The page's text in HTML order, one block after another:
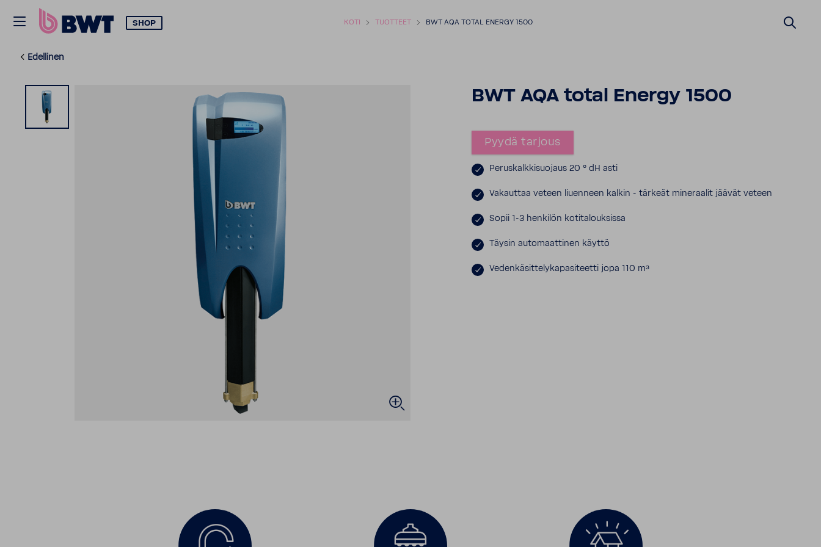
KOTI TUOTTEET BWT AQA TOTAL ENERGY 1500
SHOP
Edellinen
BWT AQA total Energy 1500
Pyydä tarjous
Peruskalkkisuojaus 20 ° dH asti
Vakauttaa veteen liuenneen kalkin - tärkeät mineraalit jäävät veteen
Sopii 1-3 henkilön kotitalouksissa
Täysin automaattinen käyttö
Vedenkäsittelykapasiteetti jopa 110 m³